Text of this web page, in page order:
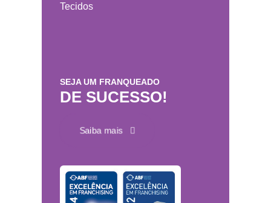
Tecidos
SEJA UM FRANQUEADO
DE SUCESSO!
Saiba mais